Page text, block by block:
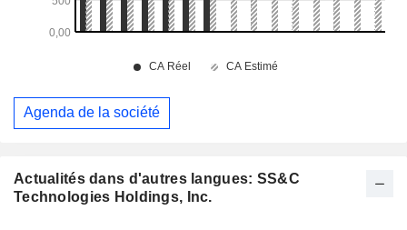
Actualités dans d'autres langues: SS&C
Technologies Holdings, Inc.
Agenda de la société